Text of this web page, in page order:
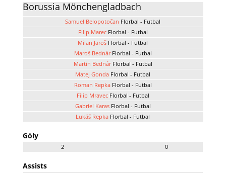
Borussia Mönchengladbach
Samuel Belopotočan Florbal - Futbal
Filip Marec Florbal - Futbal
Milan Jaroš Florbal - Futbal
Maroš Bednár Florbal - Futbal
Martin Bednár Florbal - Futbal
Matej Gonda Florbal - Futbal
Roman Repka Florbal - Futbal
Filip Mravec Florbal - Futbal
Gabriel Karas Florbal - Futbal
Lukáš Repka Florbal - Futbal
Góly
2 0
Assists